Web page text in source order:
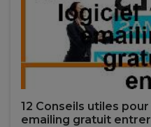
12 Conseils utiles
emailing gratuit